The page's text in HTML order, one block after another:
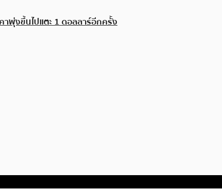
พุ่งขึ้นไปแตะ 1 ดอลลาร์อีกครั้ง